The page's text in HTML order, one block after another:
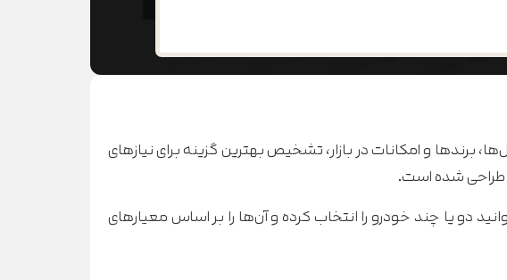
برندها و امکانات در بازار، تشخیص بهترین گزینه برای نیازهای
شده است.
دو یا چند خودرو را انتخاب کرده و آن‌ها را بر اساس معیارهای